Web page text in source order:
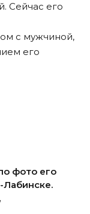
Сейчас его
с мужчиной,
его
фото его
Лабинске.